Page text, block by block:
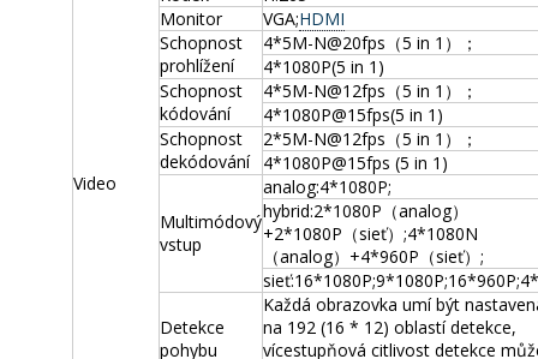
Video
Monitor
VGA;HDMI
Schopnost
prohlížení
4*5M-N@20fps（5 in 1）；
4*1080P(5 in 1)
Schopnost
kódování
4*5M-N@12fps（5 in 1）；
4*1080P@15fps(5 in 1)
Schopnost
dekódování
2*5M-N@12fps（5 in 1）；
4*1080P@15fps (5 in 1)
Multimódový
vstup
analog:4*1080P;
hybrid:2*1080P（analog）
+2*1080P（sieť）;4*1080N
（analog）+4*960P（sieť）;
Detekce
pohybu
Každá obrazovka umí být
na 192 (16 * 12) oblastí detekce,
vícestupňová citlivost detekce